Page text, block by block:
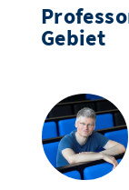
Gebiet